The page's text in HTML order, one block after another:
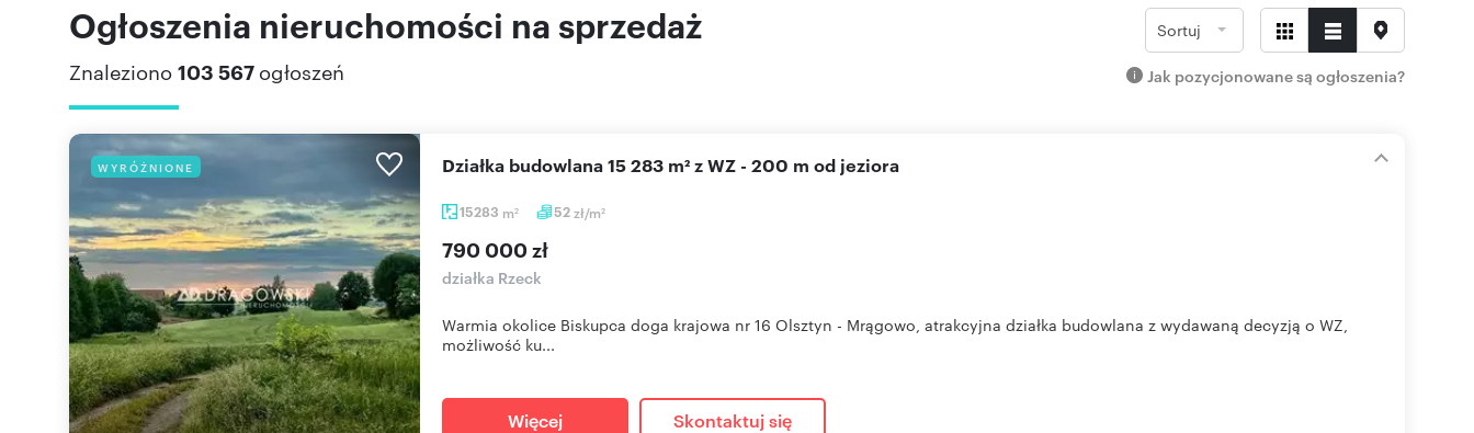
Ogłoszenia nieruchomości na sprzedaż
Znaleziono 103 567 ogłoszeń
Sortuj
Jak pozycjonowane są ogłoszenia?
WYRÓŻNIONE
15283 m2 52zł/m2
Działka budowlana 15 283 m² z WZ - 200 m od jeziora
790 000 zł
działka Rzeck
Warmia okolice Biskupca doga krajowa nr 16 Olsztyn - Mrągowo, atrakcyjna działka budowlana z wydawaną decyzją o WZ,
możliwość ku...
Więcej Skontaktuj się